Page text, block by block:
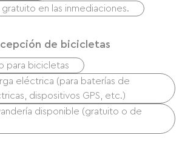
en las inmediaciones.
de bicicletas
para bicicletas
eléctrica (para baterías de
dispositivos GPS, etc.)
disponible (gratuito o de